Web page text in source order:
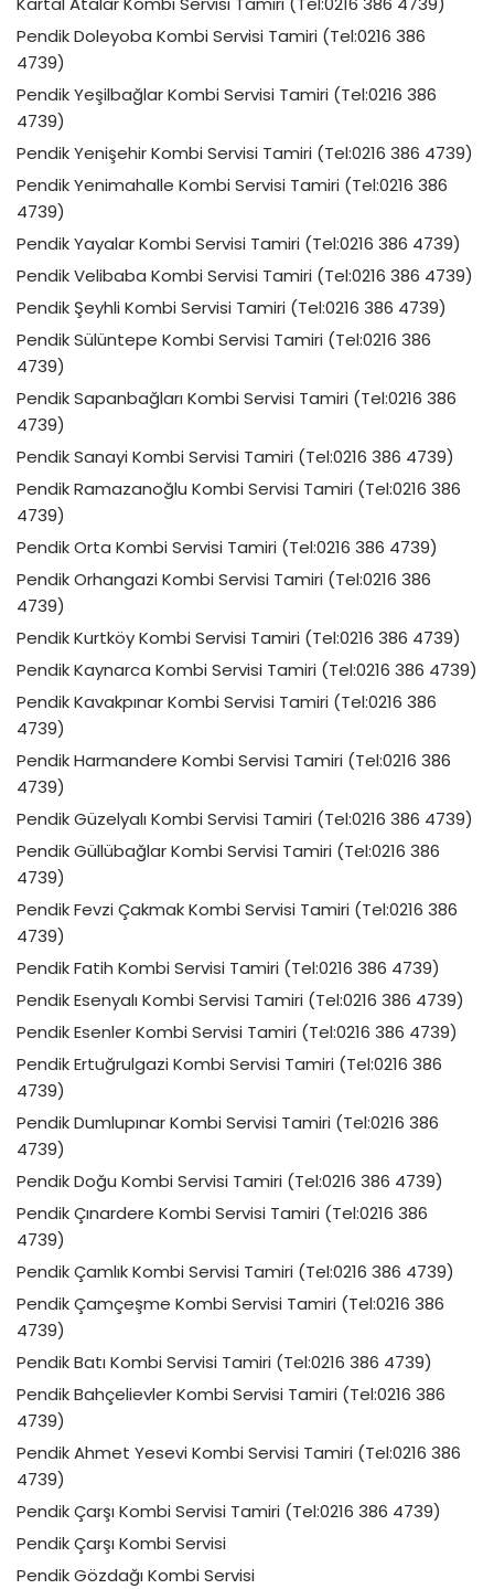
Pendik Doleyoba Kombi Servisi Tamiri (Tel:0216 386
4739)
Pendik Yeşilbağlar Kombi Servisi Tamiri (Tel:0216 386
4739)
Pendik Yenişehir Kombi Servisi Tamiri (Tel:0216 386 4739)
Pendik Yenimahalle Kombi Servisi Tamiri (Tel:0216 386
4739)
Pendik Yayalar Kombi Servisi Tamiri (Tel:0216 386 4739)
Pendik Velibaba Kombi Servisi Tamiri (Tel:0216 386 4739)
Pendik Şeyhli Kombi Servisi Tamiri (Tel:0216 386 4739)
Pendik Sülüntepe Kombi Servisi Tamiri (Tel:0216 386
4739)
Pendik Sapanbağları Kombi Servisi Tamiri (Tel:0216 386
4739)
Pendik Sanayi Kombi Servisi Tamiri (Tel:0216 386 4739)
Pendik Ramazanoğlu Kombi Servisi Tamiri (Tel:0216 386
4739)
Pendik Orta Kombi Servisi Tamiri (Tel:0216 386 4739)
Pendik Orhangazi Kombi Servisi Tamiri (Tel:0216 386
4739)
Pendik Kurtköy Kombi Servisi Tamiri (Tel:0216 386 4739)
Pendik Kaynarca Kombi Servisi Tamiri (Tel:0216 386 4739)
Pendik Kavakpınar Kombi Servisi Tamiri (Tel:0216 386
4739)
Pendik Harmandere Kombi Servisi Tamiri (Tel:0216 386
4739)
Pendik Güzelyalı Kombi Servisi Tamiri (Tel:0216 386 4739)
Pendik Güllübağlar Kombi Servisi Tamiri (Tel:0216 386
4739)
Pendik Fevzi Çakmak Kombi Servisi Tamiri (Tel:0216 386
4739)
Pendik Fatih Kombi Servisi Tamiri (Tel:0216 386 4739)
Pendik Esenyalı Kombi Servisi Tamiri (Tel:0216 386 4739)
Pendik Esenler Kombi Servisi Tamiri (Tel:0216 386 4739)
Pendik Ertuğrulgazi Kombi Servisi Tamiri (Tel:0216 386
4739)
Pendik Dumlupınar Kombi Servisi Tamiri (Tel:0216 386
4739)
Pendik Doğu Kombi Servisi Tamiri (Tel:0216 386 4739)
Pendik Çınardere Kombi Servisi Tamiri (Tel:0216 386
4739)
Pendik Çamlık Kombi Servisi Tamiri (Tel:0216 386 4739)
Pendik Çamçeşme Kombi Servisi Tamiri (Tel:0216 386
4739)
Pendik Batı Kombi Servisi Tamiri (Tel:0216 386 4739)
Pendik Bahçelievler Kombi Servisi Tamiri (Tel:0216 386
4739)
Pendik Ahmet Yesevi Kombi Servisi Tamiri (Tel:0216 386
4739)
Pendik Çarşı Kombi Servisi Tamiri (Tel:0216 386 4739)
Pendik Çarşı Kombi Servisi
Pendik Gözdağı Kombi Servisi